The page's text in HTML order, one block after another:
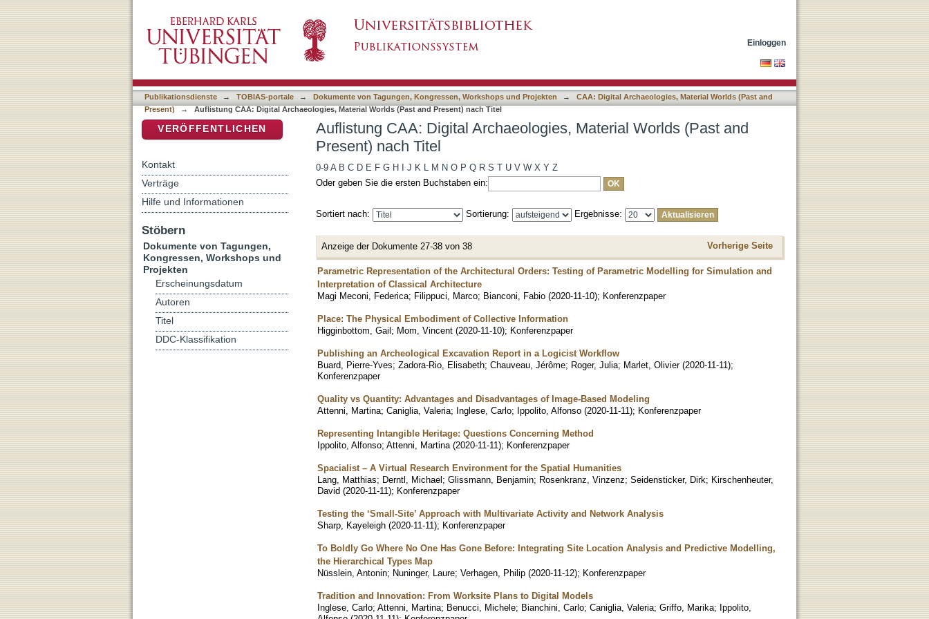
Einloggen
Publikationsdienste → TOBIAS-portale → Dokumente von Tagungen, Kongressen, Workshops und Projekten →
CAA: Digital Archaeologies, Material Worlds (Past and
Present)
→ Auflistung CAA: Digital Archaeologies, Material Worlds (Past and Present) nach Titel
Auflistung CAA: Digital Archaeologies, Material Worlds (Past and
Present) nach Titel
0-9 A B C D E F G H J K L M N O P Q R S T U V W X Y Z
Oder geben Sie die ersten Buchstaben ein:
Sortiert nach: Sortierung: Ergebnisse:
Anzeige der Dokumente 27-38 von 38 Vorherige Seite
Parametric Representation of the Architectural Orders: Testing of Parametric Modelling for Simulation and
Interpretation of Classical Architecture
Magi Meconi, Federica; Filippuci, Marco; Bianconi, Fabio (2020-11-10); Konferenzpaper
Place: The Physical Embodiment of Collective Information
Higginbottom, Gail; Mom, Vincent (2020-11-10); Konferenzpaper
Publishing an Archeological Excavation Report in a Logicist Workflow
Buard, Pierre-Yves; Zadora-Rio, Elisabeth; Chauveau, Jérôme; Roger, Julia; Marlet, Olivier (2020-11-11);
Konferenzpaper
Quality vs Quantity: Advantages and Disadvantages of Image-Based Modeling
Attenni, Martina; Caniglia, Valeria; Inglese, Carlo; Ippolito, Alfonso (2020-11-11); Konferenzpaper
Representing Intangible Heritage: Questions Concerning Method
Ippolito, Alfonso; Attenni, Martina (2020-11-11); Konferenzpaper
Spacialist – A Virtual Research Environment for the Spatial Humanities
Lang, Matthias; Derntl, Michael; Glissmann, Benjamin; Rosenkranz, Vinzenz; Seidensticker, Dirk; Kirschenheuter,
David (2020-11-11); Konferenzpaper
Testing the ‘Small-Site’ Approach with Multivariate Activity and Network Analysis
Sharp, Kayeleigh (2020-11-11); Konferenzpaper
To Boldly Go Where No One Has Gone Before: Integrating Site Location Analysis and Predictive Modelling,
the Hierarchical Types Map
Nüsslein, Antonin; Nuninger, Laure; Verhagen, Philip (2020-11-12); Konferenzpaper
Tradition and Innovation: From Worksite Plans to Digital Models
Inglese, Carlo; Attenni, Martina; Benucci, Michele; Bianchini, Carlo; Caniglia, Valeria; Griffo, Marika; Ippolito,
VERÖFFENTLICHEN
Kontakt
Verträge
Hilfe und Informationen
Stöbern
Dokumente von Tagungen,
Kongressen, Workshops und
Projekten
Erscheinungsdatum
Autoren
Titel
DDC-Klassifikation